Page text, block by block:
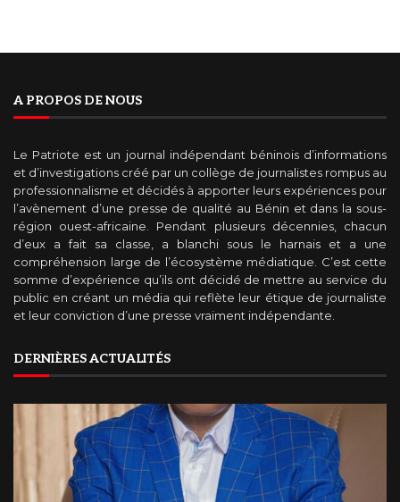
A PROPOS DE NOUS
Le Patriote est un journal indépendant béninois d’informations
et d’investigations créé par un collège de journalistes rompus au
professionnalisme et décidés à apporter leurs expériences pour
l’avènement d’une presse de qualité au Bénin et dans la sous-
région ouest-africaine. Pendant plusieurs décennies, chacun
d’eux a fait sa classe, a blanchi sous le harnais et a une
compréhension large de l’écosystème médiatique. C’est cette
somme d’expérience qu’ils ont décidé de mettre au service du
public en créant un média qui reflète leur étique de journaliste
et leur conviction d’une presse vraiment indépendante.
DERNIÈRES ACTUALITÉS